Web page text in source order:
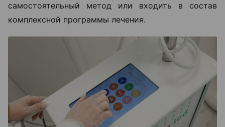
самостоятельный метод или входить в состав
комплексной программы лечения.